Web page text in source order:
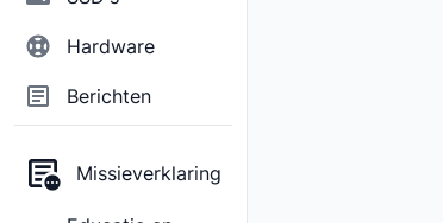
Hardware
Berichten
Missieverklaring